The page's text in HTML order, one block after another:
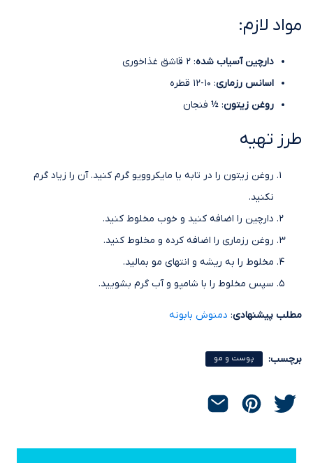
مواد لازم:
دارچین آسیاب شده: 2 قاشق غذاخوری
اسانس رزماری: 10-12 قطره
روغن زیتون: ½ فنجان
طرز تهیه
روغن زیتون را در تابه یا مایکروویو گرم کنید. آن را زیاد گرم
نکنید.
دارچین را اضافه کنید و خوب مخلوط کنید.
روغن رزماری را اضافه کرده و مخلوط کنید.
مخلوط را به ریشه و انتهای مو بمالید.
سپس مخلوط را با شامپو و آب گرم بشویید.
مطلب پیشنهادی: دمنوش بابونه
برچسب: پوست و مو